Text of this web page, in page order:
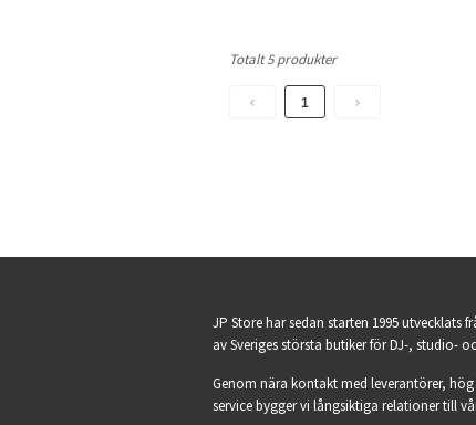
Totalt 5 produkter
1
JP Store har sedan starten 1995 utvecklats
av Sveriges största butiker för DJ-, studio-
Genom nära kontakt med leverantörer,
service bygger vi långsiktiga relationer till